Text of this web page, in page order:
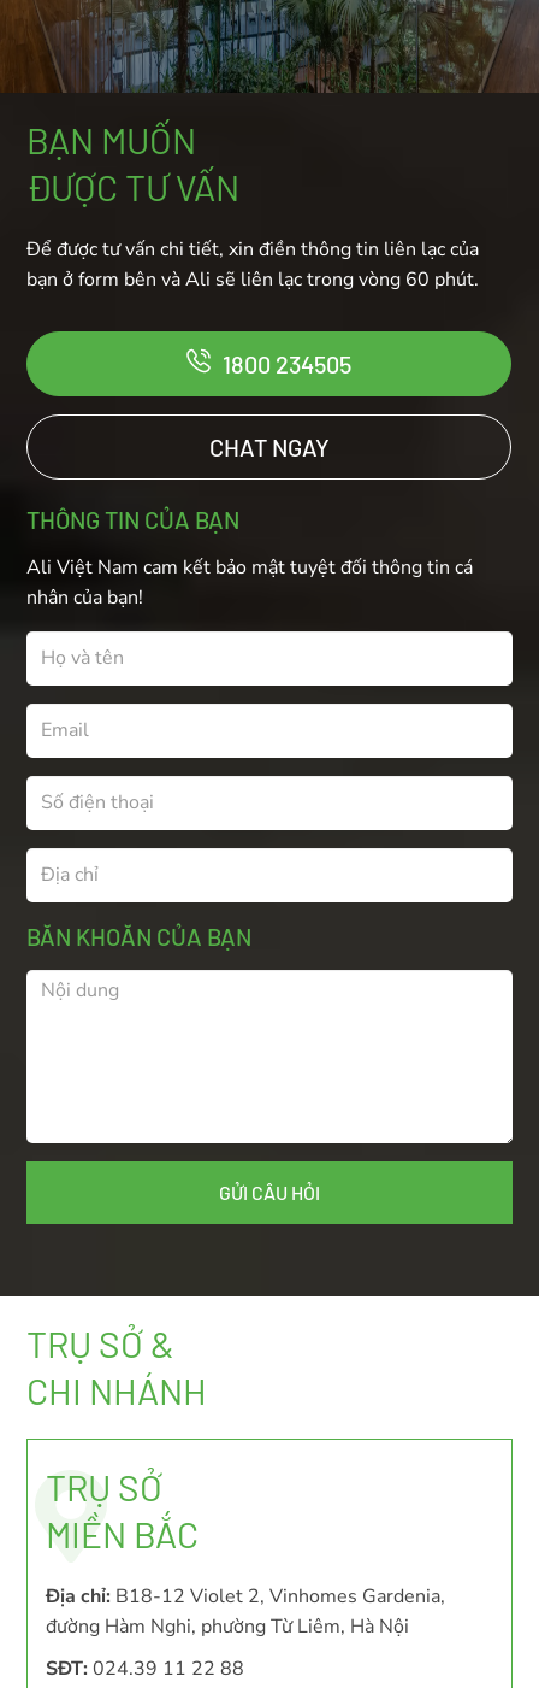
BẠN MUỐN
ĐƯỢC TƯ VẤN
Để được tư vấn chi tiết, xin điền thông tin liên lạc của
bạn ở form bên và Ali sẽ liên lạc trong vòng 60 phút.
1800 234505
CHAT NGAY
THÔNG TIN CỦA BẠN
Ali Việt Nam cam kết bảo mật tuyệt đối thông tin cá
nhân của bạn!
BĂN KHOĂN CỦA BẠN
TRỤ SỞ &
CHI NHÁNH
TRỤ SỞ
MIỀN BẮC
Địa chỉ: B18-12 Violet 2, Vinhomes Gardenia,
đường Hàm Nghi, phường Từ Liêm, Hà Nội
SĐT: 024.39 11 22 88